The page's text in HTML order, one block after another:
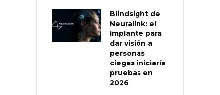
Blindsight de
Neuralink: el
implante para
dar visión a
personas
ciegas iniciaría
pruebas en
2026